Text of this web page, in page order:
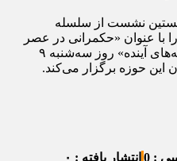
نشست از سلسله
عنوان «حکمرانی در عصر
سالمندی؛ نقشه راه ایران برای دهه‌های آینده» روز سه‌شنبه ۹
: 0 انتشار یافته : ۰